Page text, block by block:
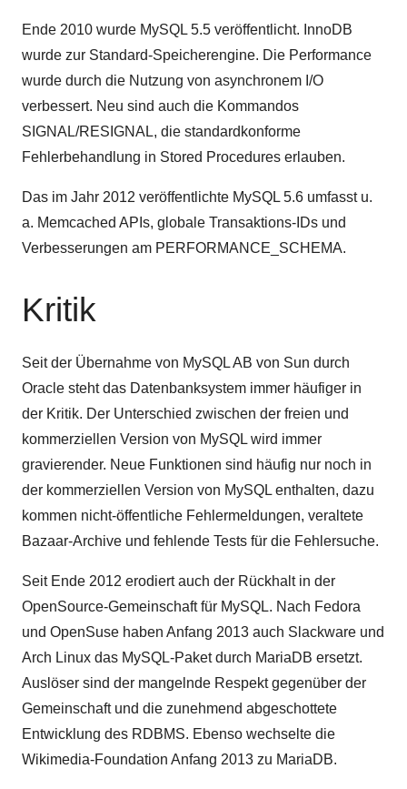
Ende 2010 wurde MySQL 5.5 veröffentlicht. InnoDB
wurde zur Standard-Speicherengine. Die Performance
wurde durch die Nutzung von asynchronem I/O
verbessert. Neu sind auch die Kommandos
SIGNAL/RESIGNAL, die standardkonforme
Fehlerbehandlung in Stored Procedures erlauben.
Das im Jahr 2012 veröffentlichte MySQL 5.6 umfasst u.
a. Memcached APIs, globale Transaktions-IDs und
Verbesserungen am PERFORMANCE_SCHEMA.
Kritik
Seit der Übernahme von MySQL AB von Sun durch
Oracle steht das Datenbanksystem immer häufiger in
der Kritik. Der Unterschied zwischen der freien und
kommerziellen Version von MySQL wird immer
gravierender. Neue Funktionen sind häufig nur noch in
der kommerziellen Version von MySQL enthalten, dazu
kommen nicht-öffentliche Fehlermeldungen, veraltete
Bazaar-Archive und fehlende Tests für die Fehlersuche.
Seit Ende 2012 erodiert auch der Rückhalt in der
OpenSource-Gemeinschaft für MySQL. Nach Fedora
und OpenSuse haben Anfang 2013 auch Slackware und
Arch Linux das MySQL-Paket durch MariaDB ersetzt.
Auslöser sind der mangelnde Respekt gegenüber der
Gemeinschaft und die zunehmend abgeschottete
Entwicklung des RDBMS. Ebenso wechselte die
Wikimedia-Foundation Anfang 2013 zu MariaDB.